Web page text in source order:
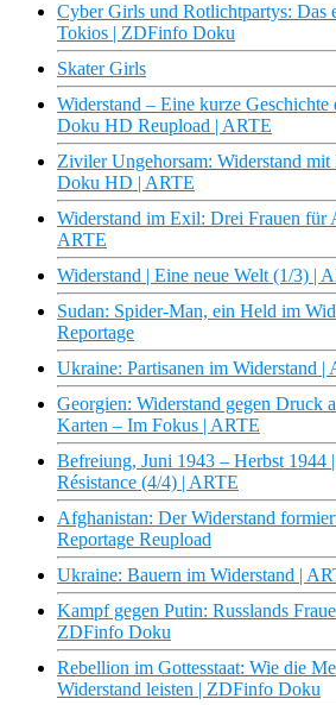
Cyber Girls und Rotlichtpartys: Das
Tokios | ZDFinfo Doku
Skater Girls
Widerstand – Eine kurze Geschichte
Doku HD Reupload | ARTE
Ziviler Ungehorsam: Widerstand mit
Doku HD | ARTE
Widerstand im Exil: Drei Frauen für
ARTE
Widerstand | Eine neue Welt (1/3) |
Sudan: Spider-Man, ein Held im
Reportage
Ukraine: Partisanen im Widerstand |
Georgien: Widerstand gegen Druck
Karten – Im Fokus | ARTE
Befreiung, Juni 1943 – Herbst 1944
Résistance (4/4) | ARTE
Afghanistan: Der Widerstand
Reportage Reupload
Ukraine: Bauern im Widerstand |
Kampf gegen Putin: Russlands
ZDFinfo Doku
Rebellion im Gottesstaat: Wie die
Widerstand leisten | ZDFinfo Doku